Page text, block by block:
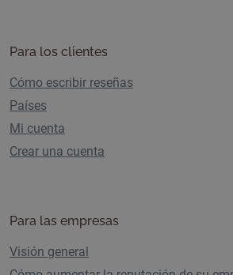
Para los clientes
Cómo escribir reseñas
Países
Mi cuenta
Crear una cuenta
Para las empresas
Visión general